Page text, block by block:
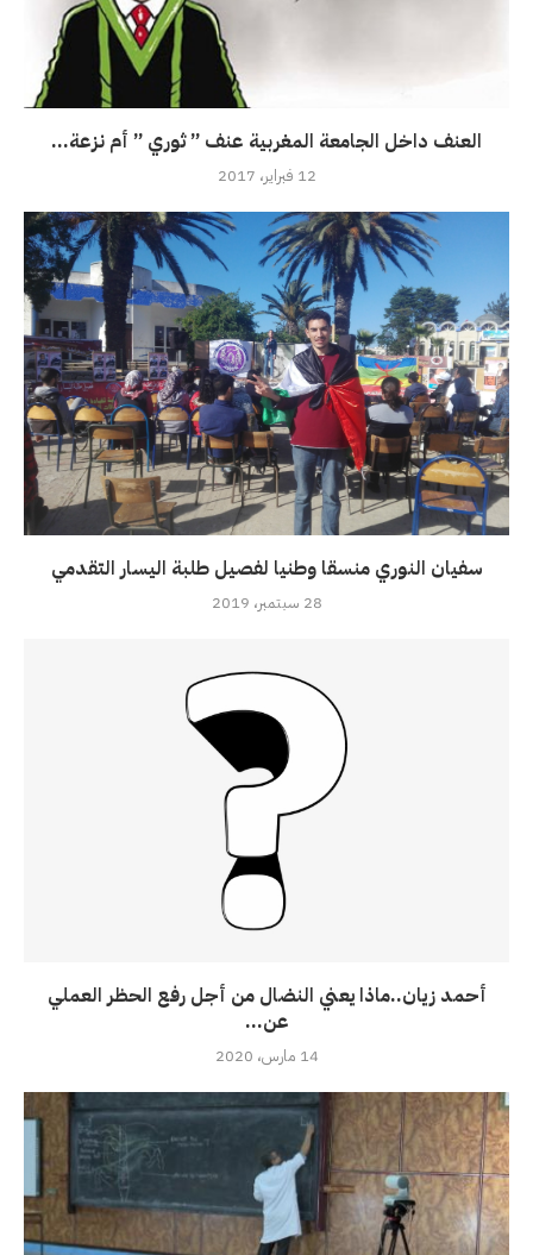
العنف داخل الجامعة المغربية عنف ” ثوري ” أم نزعة...
12 فبراير، 2017
سفيان النوري منسقا وطنيا لفصيل طلبة اليسار التقدمي
28 سبتمبر، 2019
أحمد زيان..ماذا يعني النضال من أجل رفع الحظر العملي
عن...
14 مارس، 2020